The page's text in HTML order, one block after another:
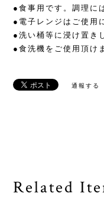
●食事用です。調理に
●電子レンジはご使用
●洗い桶等に浸け置き
●食洗機をご使用頂け
通報する
Related